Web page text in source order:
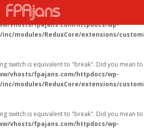
switch is equivalent to "break". Did you mean to
vhosts/fpajans.com/httpdocs/wp-
modules/ReduxCore/extensions/
switch is equivalent to "break". Did you mean to
vhosts/fpajans.com/httpdocs/wp-
modules/ReduxCore/extensions/
switch is equivalent to "break". Did you mean to
vhosts/fpajans.com/httpdocs/wp-